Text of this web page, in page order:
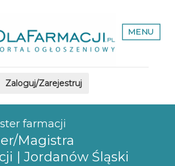
MENU
Zaloguj/Zarejestruj
farmacji
Magistra
| Jordanów Śląski